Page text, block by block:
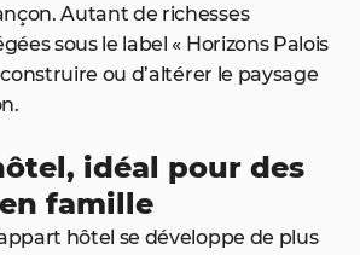
Autant de richesses
sous le label « Horizons Palois
ou d’altérer le paysage
idéal pour des
famille
hôtel se développe de plus